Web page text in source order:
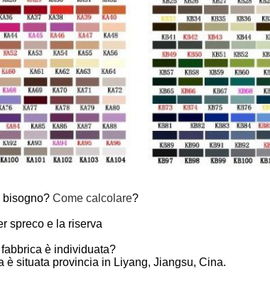
bisogno? Come calcolare?
spreco e la riserva
è individuata?
è situata provincia in Liyang, Jiangsu, Cina.